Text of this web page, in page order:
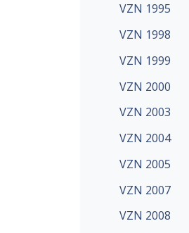
VZN 1995
VZN 1998
VZN 1999
VZN 2000
VZN 2003
VZN 2004
VZN 2005
VZN 2007
VZN 2008